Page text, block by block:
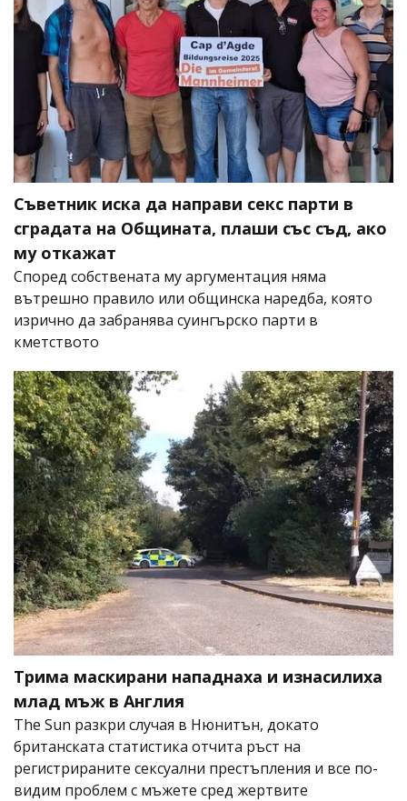
Съветник иска да направи секс парти в
сградата на Общината, плаши със съд, ако
му откажат
Според собствената му аргументация няма
вътрешно правило или общинска наредба, която
изрично да забранява суингърско парти в
кметството
Трима маскирани нападнаха и изнасилиха
млад мъж в Англия
The Sun разкри случая в Нюнитън, докато
британската статистика отчита ръст на
регистрираните сексуални престъпления и все по-
видим проблем с мъжете сред жертвите